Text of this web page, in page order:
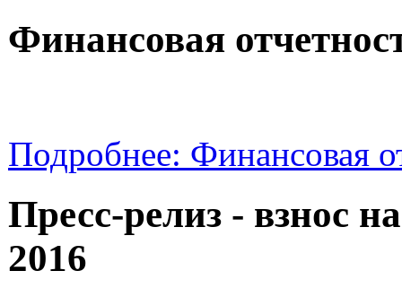
Финансовая
Подробнее: Финансовая
Пресc-релиз - взнос
2016